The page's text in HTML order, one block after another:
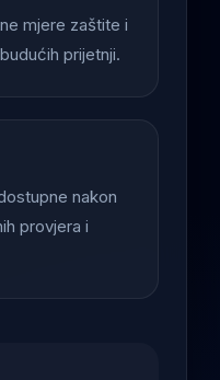
mjere zaštite i
prijetnji.
nakon
provjera i